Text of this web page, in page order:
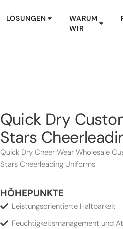
LÖSUNGEN
WARUM
WIR
Quick Dry
Stars
Quick Dry Cheer Wear Wholesale
Stars Cheerleading Uniforms
HÖHEPUNKTE
Leistungsorientierte Haltbarkeit
Feuchtigkeitsmanagement und